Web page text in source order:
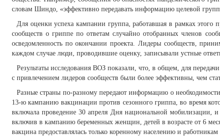
словам Шиндо, «эффективно передавать информацию целевой
Для оценки успеха кампании группа, работавшая в рамках этого
сообществ о гриппе по ответам случайно отобранных членов
осведомленность по окончании проекта. Лидеры сообществ,
каждом случае люди, проводившие оценку, записывали устные
Результаты исследования ВОЗ показали, что, в общем, для
с привлечением лидеров сообществ были более эффективны, чем
Разные страны по-разному передают информацию о
13-ю кампанию вакцинации против сезонного гриппа, во время
включала проведение 30 апреля Дня национальной мобилизации,
включив в кампанию беременных женщин, детей в возрасте от 6
вакцина предоставлялась только коренному населению и